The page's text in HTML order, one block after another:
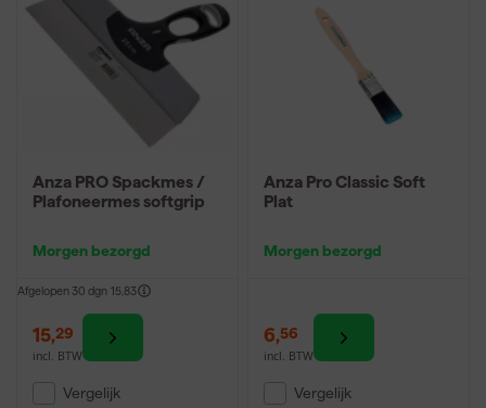
Anza PRO Spackmes /
Plafoneermes softgrip
Morgen bezorgd
Afgelopen 30 dgn 15,83
15,29
incl. BTW
Vergelijk
Anza Pro Classic Soft
Plat
Morgen bezorgd
6,56
incl. BTW
Vergelijk